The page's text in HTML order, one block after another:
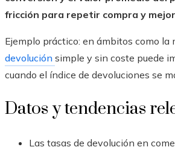
fricción para repetir compra y
Ejemplo práctico: en ámbitos como la
devolución simple y sin coste puede
cuando el índice de devoluciones se
Datos y tendencias
Las tasas de devolución en